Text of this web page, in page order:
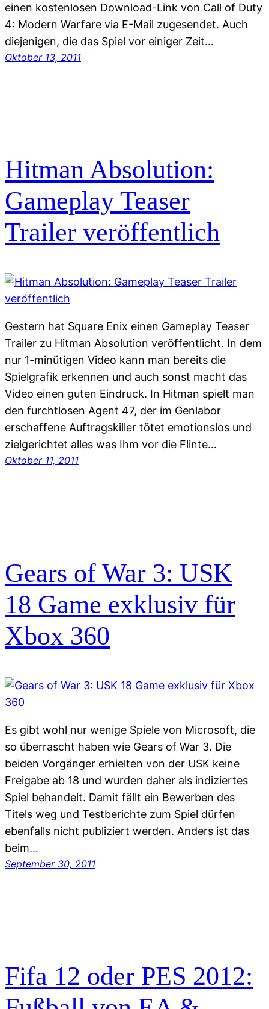
einen kostenlosen Download-Link von Call of Duty
4: Modern Warfare via E-Mail zugesendet. Auch
diejenigen, die das Spiel vor einiger Zeit…
Oktober 13, 2011
Hitman Absolution:
Gameplay Teaser
Trailer veröffentlich
Gestern hat Square Enix einen Gameplay Teaser
Trailer zu Hitman Absolution veröffentlicht. In dem
nur 1-minütigen Video kann man bereits die
Spielgrafik erkennen und auch sonst macht das
Video einen guten Eindruck. In Hitman spielt man
den furchtlosen Agent 47, der im Genlabor
erschaffene Auftragskiller tötet emotionslos und
zielgerichtet alles was Ihm vor die Flinte…
Oktober 11, 2011
Gears of War 3: USK
18 Game exklusiv für
Xbox 360
Es gibt wohl nur wenige Spiele von Microsoft, die
so überrascht haben wie Gears of War 3. Die
beiden Vorgänger erhielten von der USK keine
Freigabe ab 18 und wurden daher als indiziertes
Spiel behandelt. Damit fällt ein Bewerben des
Titels weg und Testberichte zum Spiel dürfen
ebenfalls nicht publiziert werden. Anders ist das
beim…
September 30, 2011
Fifa 12 oder PES 2012: